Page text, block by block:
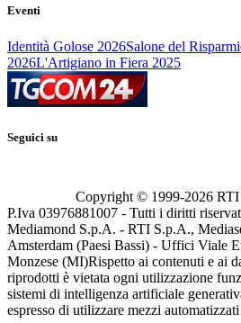
Eventi
Identità Golose 2026Salone del
2026L'Artigiano in Fiera 2025
Seguici su
Copyright © 1999-2026 RTI
P.Iva 03976881007 - Tutti i diritti
Mediamond S.p.A. - RTI S.p.A.,
Amsterdam (Paesi Bassi) - Uffici Viale
Monzese (MI)Rispetto ai contenuti e ai
riprodotti è vietata ogni utilizzazione
sistemi di intelligenza artificiale
espresso di utilizzare mezzi